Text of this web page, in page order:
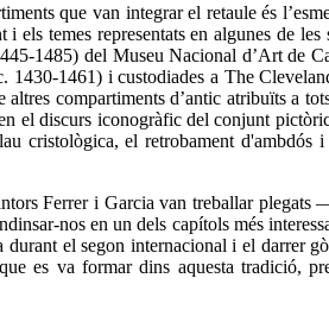
que van integrar el retaule és
temes representats en algunes de
1485) del Museu Nacional d’Art de
1430-1461) i custodiades a The
compartiments d’antic atribuïts a
el discurs iconogràfic del conjunt
cristològica, el retrobament
Ferrer i Garcia van treballar
nos en un dels capítols més
el segon internacional i el darrer
es va formar dins aquesta tradició,